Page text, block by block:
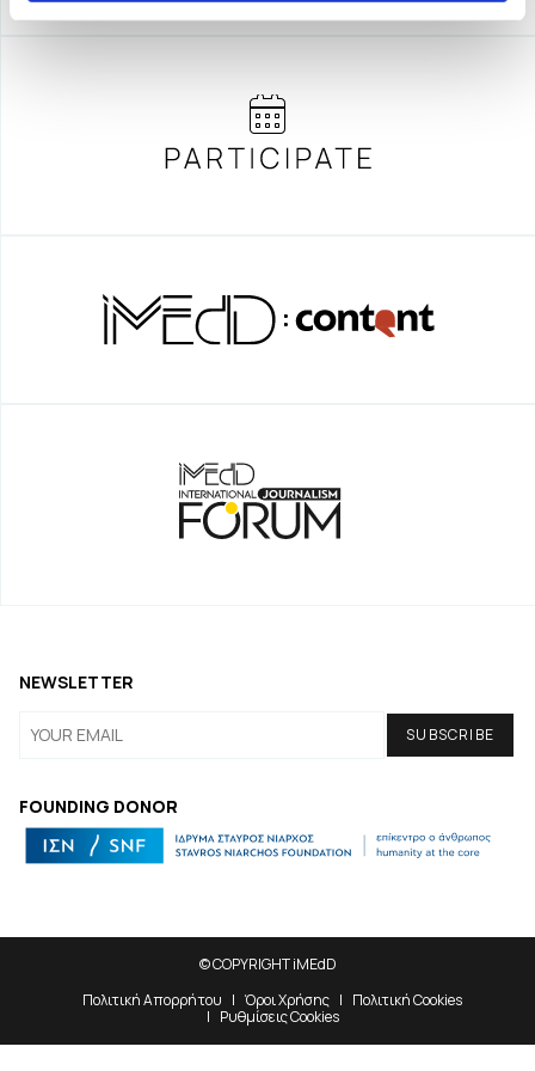
FOUNDING DONOR
NEWSLETTER
© COPYRIGHT iMEdD
Πολιτική Απορρήτου
Όροι Χρήσης
Πολιτική Cookies
Ρυθμίσεις Cookies